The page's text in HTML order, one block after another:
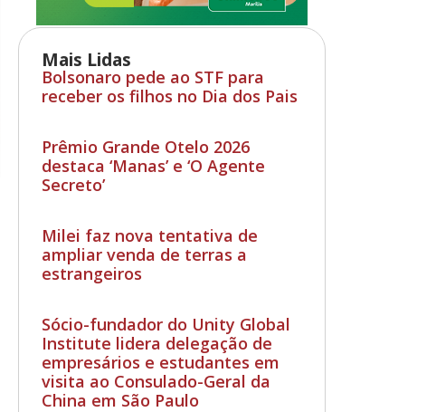
Mais Lidas
Bolsonaro pede ao STF para
receber os filhos no Dia dos Pais
Prêmio Grande Otelo 2026
destaca ‘Manas’ e ‘O Agente
Secreto’
Milei faz nova tentativa de
ampliar venda de terras a
estrangeiros
Sócio-fundador do Unity Global
Institute lidera delegação de
empresários e estudantes em
visita ao Consulado-Geral da
China em São Paulo